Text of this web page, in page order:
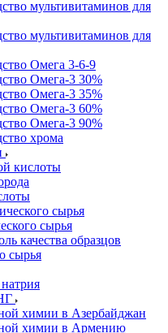
мультивитаминов для
мультивитаминов для
Омега 3-6-9
Омега-3 30%
Омега-3 35%
Омега-3 60%
Омега-3 90%
хрома
кислоты
сырья
сырья
качества образцов
сырья
химии в Азербайджан
химии в Армению